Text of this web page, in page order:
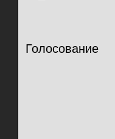
Голосование